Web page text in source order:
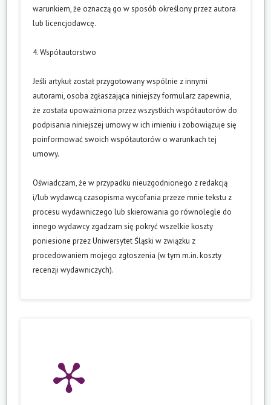
warunkiem, że oznaczą go w sposób określony przez autora
lub licencjodawcę.
4. Współautorstwo
Jeśli artykuł został przygotowany wspólnie z innymi
autorami, osoba zgłaszająca niniejszy formularz zapewnia,
że została upoważniona przez wszystkich współautorów do
podpisania niniejszej umowy w ich imieniu i zobowiązuje się
poinformować swoich współautorów o warunkach tej
umowy.
Oświadczam, że w przypadku nieuzgodnionego z redakcją
i/lub wydawcą czasopisma wycofania przeze mnie tekstu z
procesu wydawniczego lub skierowania go równolegle do
innego wydawcy zgadzam się pokryć wszelkie koszty
poniesione przez Uniwersytet Śląski w związku z
procedowaniem mojego zgłoszenia (w tym m.in. koszty
recenzji wydawniczych).